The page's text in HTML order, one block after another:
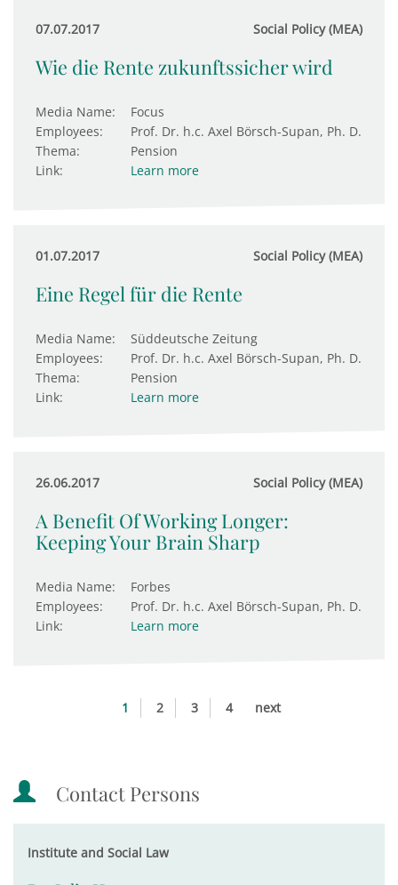
07.07.2017 Social Policy (MEA)
Wie die Rente zukunftssicher wird
Media Name:
Focus
Employees:
Prof. Dr. h.c. Axel Börsch-Supan, Ph. D.
Thema:
Pension
Link:
Learn more
01.07.2017 Social Policy (MEA)
Eine Regel für die Rente
Media Name:
Süddeutsche Zeitung
Employees:
Prof. Dr. h.c. Axel Börsch-Supan, Ph. D.
Thema:
Pension
Link:
Learn more
26.06.2017 Social Policy (MEA)
A Benefit Of Working Longer:
Keeping Your Brain Sharp
Media Name:
Forbes
Employees:
Prof. Dr. h.c. Axel Börsch-Supan, Ph. D.
Link:
Learn more
1 2 3 4 next
Contact Persons
Institute and Social Law